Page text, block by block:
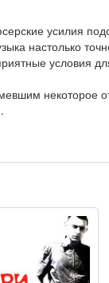
усилия
настолько
условия
некоторое